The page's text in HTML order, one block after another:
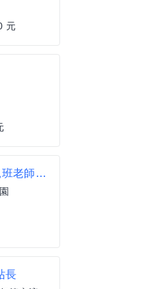
元
迪諾安親班誠徵安親班老師(高中畢即可
長